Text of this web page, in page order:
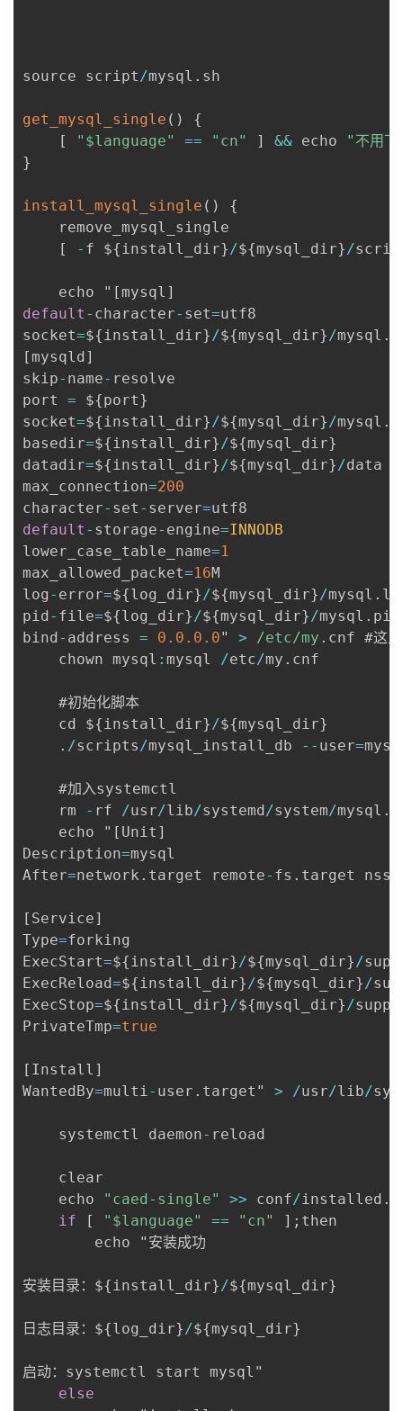
source script/mysql . sh
get_mysql_single ( )
{
[
"$language" == "cn" ] && echo
"不用
}
install_mysql_single ( )
{
[
- f ${install_dir}/${mysql_dir}/
    echo "
[ mysql ]
default - character- set=utf8
socket=${install_dir}/${mysql_dir}/mysql .
[ mysqld ]
skip- name- resolve
port = ${port}
socket=${install_dir}/${mysql_dir}/mysql .
basedir=${install_dir}/${mysql_dir}
datadir=${install_dir}/${mysql_dir}/data
max_connection=200
character- set - server=
default - storage- engine=INNODB
lower_case_table_name=1
max_allowed_packet=16M
log - error=${log_dir}/${mysql_dir}/mysql .
pid - file=${log_dir}/${mysql_dir}/mysql . pid
bind - address = 0.0 .0 .0" > /etc/my . cnf #这里
    chown mysql
: mysql /etc/my . cnf
    #初始化脚本
    cd $
{install_dir}/${mysql_dir}
. /scripts/mysql_install_db -- user=
    #加入systemctl
    rm
- rf /usr/lib/systemd/system/mysql .
    echo "
[ Unit ]
Description=mysql
After=network . target remote- fs . target nss
[ Service]
Type=forking
ExecStart=${install_dir}/${mysql_dir}/
ExecReload=${install_dir}/${mysql_dir}/
ExecStop=${install_dir}/${mysql_dir}/
PrivateTmp=true
[ Install ]
WantedBy=multi- user . target" > /usr/lib/
    systemctl daemon
- reload
    clear
	echo
"caed-single" >> conf/installed .
if
[ "$language" == "cn" ] ; then
安装目录：${install_dir}/${mysql_dir}
日志目录：${log_dir}/${mysql_dir}
启动：systemctl start mysql"
else